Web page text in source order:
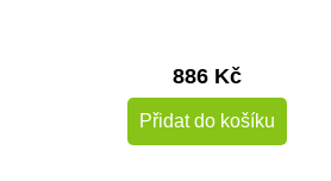
886 Kč
Přidat do košíku